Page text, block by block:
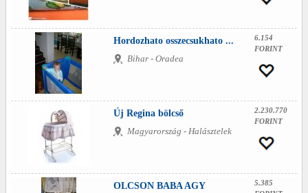
Hordozhato osszecsukhato ...
Bihar - Oradea
6.154
FORINT
Új Regina bölcső
Magyarország - Halásztelek
2.230.770
FORINT
OLCSON BABA AGY
5.385